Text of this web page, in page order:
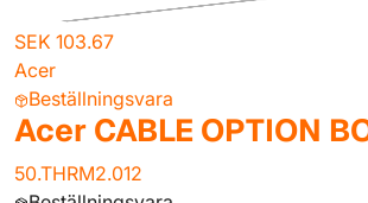
SEK 103.67
Acer
Beställningsvara
Acer CABLE OPTION
50.THRM2.012